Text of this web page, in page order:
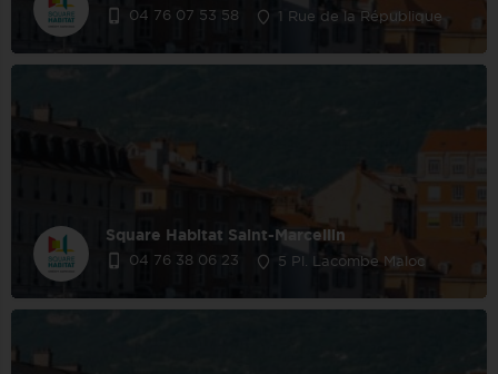
04 76 07 53 58 1 Rue de la République
Square Habitat Saint-Marcellin
04 76 38 06 23 5 Pl. Lacombe Maloc